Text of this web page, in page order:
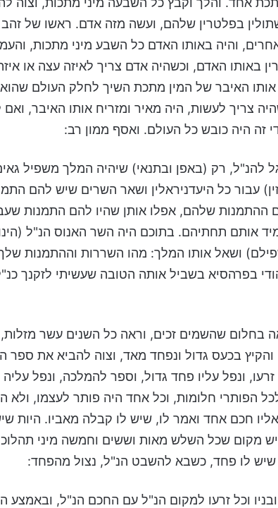
בפלטרין שלהם, ועשה מזה אדם. ראשו של זהב
והיה באותו האדם כל השבע מיני מתכות,
באותו האדם, וכשהיה אדם צריך לאיזה עצה או
אותו האיבר של המין מתכת השיך לחלק העולם
צריך לעשות, היה מאיר ומזריח אותו האיבר,
זה היה כובש כל העולם. ואסף ממון רב:
להנ"ל, רק (באפן ובתנאי) שיהיה המלך משפיל
עבור כל היעדניראלין ושאר השרים שיש להם
ההתמנות שלהם, אפלו אותן שהיו להם התמנות
אותם תחתיהם. בתוכם היה השר האנוס הנ"ל
ושאל אותו המלך: מהו השררות וההתמנות
בפרהסיא בשביל אותה הטובה שעשיתי לזקנך
בחלום שהשמים זכים, וראה כל השנים עשר
בכעס גדול ונפחד מאד, וצוה להביא את ספר
ונפל עליו פחד גדול, וספר להמלכה, ונפל
הפותרי חלומות, וכל אחד היה פותר לעצמו, ולא
חכם אחד ואמר לו, שיש לו קבלה מאביו. היות
מקום שכל השלש מאות וששים וחמשה מיני
לו פחד, כשבא להשבט הנ"ל, נצול מהפחד:
וכל זרעו למקום הנ"ל עם החכם הנ"ל, ובאמצע